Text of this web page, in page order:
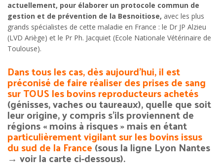
actuellement, pour élaborer un protocole commun de
gestion et de prévention de la Besnoitiose, avec les plus
grands spécialistes de cette maladie en France : le Dr JP Alzieu
(LVD Ariège) et le Pr Ph. Jacquiet (Ecole Nationale Vétérinaire de
Toulouse).
Dans tous les cas, dès aujourd’hui, il est
préconisé de faire réaliser des prises de sang
sur TOUS les bovins reproducteurs achetés
(génisses, vaches ou taureaux), quelle que soit
leur origine, y compris s’ils proviennent de
régions « moins à risques » mais en étant
particulièrement vigilant sur les bovins issus
du sud de la France(sous la ligne Lyon Nantes
→ voir la carte ci-dessous).